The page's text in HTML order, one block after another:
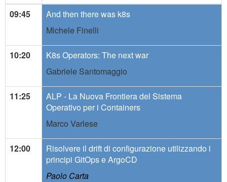
09:45
And then there was k8s
Michele Finelli
10:20
K8s Operators: The next war
Gabriele Santomaggio
11:25
ALP - La Nuova Frontiera del Sistema
Operativo per i Containers
Marco Varlese
12:00
Risolvere il drift di configurazione utilizzando i
principi GitOps e ArgoCD
Paolo Carta